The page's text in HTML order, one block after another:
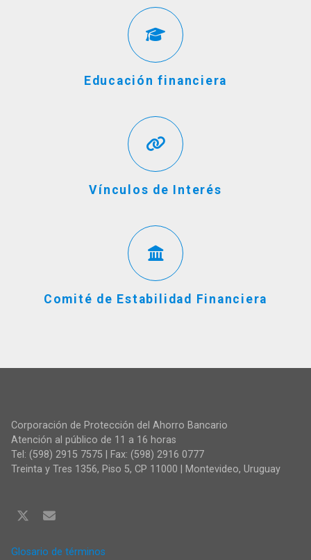
Educación financiera
Vínculos de Interés
Comité de Estabilidad Financiera
Corporación de Protección del Ahorro Bancario
Atención al público de 11 a 16 horas
Tel: (598) 2915 7575 | Fax: (598) 2916 0777
Treinta y Tres 1356, Piso 5, CP 11000 | Montevideo, Uruguay
Glosario de términos